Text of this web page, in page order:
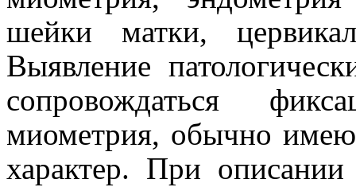
шейки матки,
Выявление
сопровождаться
миометрия, обычно
характер. При описании